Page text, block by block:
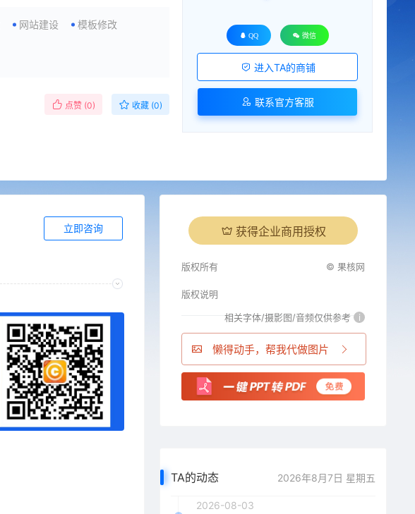
网站建设 模板修改
点赞 (0) 收藏 (0)
QQ 微信
进入TA的商铺
联系官方客服
立即咨询 获得企业商用授权
版权所有 © 果核网
版权说明
相关字体/摄影图/音频仅供参考 i
懒得动手，帮我代做图片
TA的动态 2026年8月7日 星期五
2026-08-03